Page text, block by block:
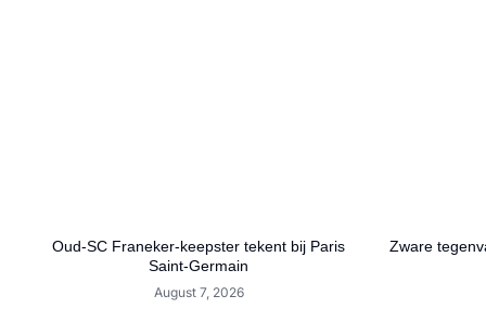
Oud-SC Franeker-keepster tekent bij Paris
Saint-Germain
August 7, 2026
Zware